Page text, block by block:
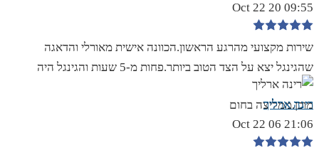
09:55 20 Oct 22
שירות מקצועי מהרגע הראשון.הכוונה אישית מאורלי והדאגה
שהגינגל יצא על הצד הטוב ביותר.פחות מ-5 שעות והגינגל היה
מוכן.ממליצה בחום
רינה ארליך
21:06 06 Oct 22